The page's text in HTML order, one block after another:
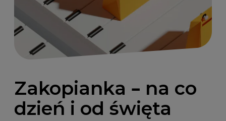
Zakopianka – na co
dzień i od święta